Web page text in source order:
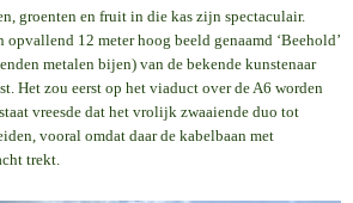
groenten en fruit in die kas zijn spectaculair.
opvallend 12 meter hoog beeld genaamd ‘Beehold’
metalen bijen) van de bekende kunstenaar
Het zou eerst op het viaduct over de A6 worden
vreesde dat het vrolijk zwaaiende duo tot
vooral omdat daar de kabelbaan met
trekt.